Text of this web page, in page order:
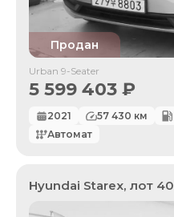
Продан
Urban 9-Seater
5 599 403 ₽
2021 57 430 км
Автомат
Hyundai Starex, лот